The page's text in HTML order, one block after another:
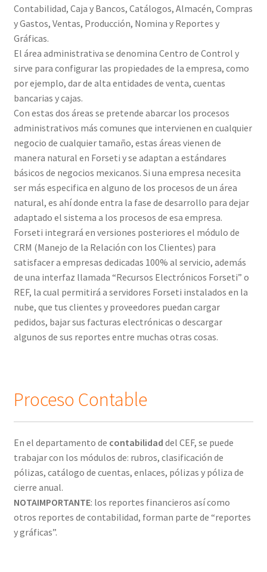
Contabilidad, Caja y Bancos, Catálogos, Almacén, Compras
y Gastos, Ventas, Producción, Nomina y Reportes y
Gráficas.
El área administrativa se denomina Centro de Control y
sirve para configurar las propiedades de la empresa, como
por ejemplo, dar de alta entidades de venta, cuentas
bancarias y cajas.
Con estas dos áreas se pretende abarcar los procesos
administrativos más comunes que intervienen en cualquier
negocio de cualquier tamaño, estas áreas vienen de
manera natural en Forseti y se adaptan a estándares
básicos de negocios mexicanos. Si una empresa necesita
ser más especifica en alguno de los procesos de un área
natural, es ahí donde entra la fase de desarrollo para dejar
adaptado el sistema a los procesos de esa empresa.
Forseti integrará en versiones posteriores el módulo de
CRM (Manejo de la Relación con los Clientes) para
satisfacer a empresas dedicadas 100% al servicio, además
de una interfaz llamada “Recursos Electrónicos Forseti” o
REF, la cual permitirá a servidores Forseti instalados en la
nube, que tus clientes y proveedores puedan cargar
pedidos, bajar sus facturas electrónicas o descargar
algunos de sus reportes entre muchas otras cosas.
Proceso Contable
En el departamento de contabilidad del CEF, se puede
trabajar con los módulos de: rubros, clasificación de
pólizas, catálogo de cuentas, enlaces, pólizas y póliza de
cierre anual.
NOTAIMPORTANTE: los reportes financieros así como
otros reportes de contabilidad, forman parte de “reportes
y gráficas”.